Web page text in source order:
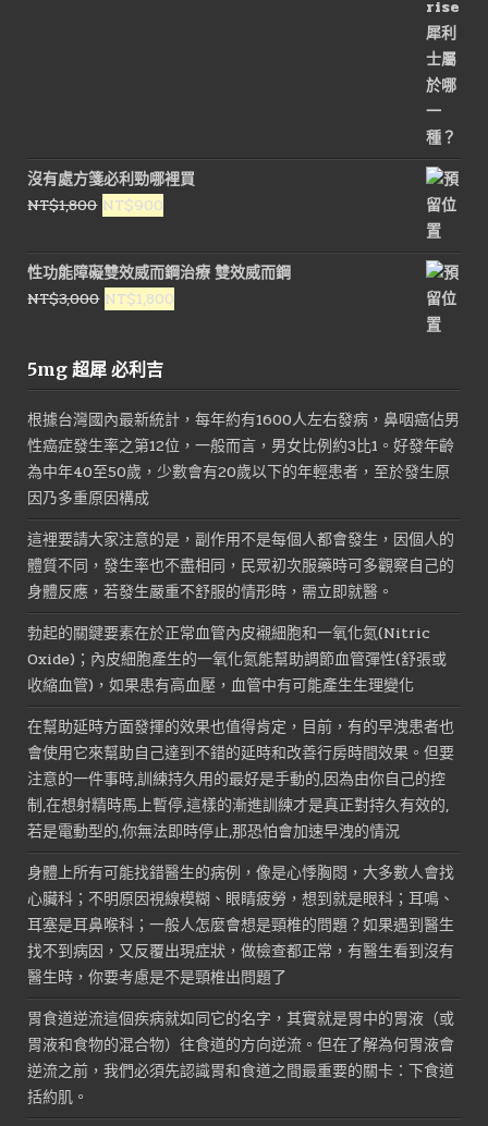
沒有處方箋必利勁哪裡買
NT$1,800 原
價
格：
NT$1,800。
NT$900
價
格：
NT$900。
性功能障礙雙效威而鋼治療 雙效威而鋼
NT$3,000 原
格：
NT$1,800
5mg 超犀 必利吉
根據台灣國內最新統計，每年約有1600人左右發病，鼻咽癌佔男
性癌症發生率之第12位，一般而言，男女比例約3比1。好發年齡
為中年40至50歲，少數會有20歲以下的年輕患者，至於發生原
因乃多重原因構成
這裡要請大家注意的是，副作用不是每個人都會發生，因個人的
體質不同，發生率也不盡相同，民眾初次服藥時可多觀察自己的
身體反應，若發生嚴重不舒服的情形時，需立即就醫。
勃起的關鍵要素在於正常血管內皮襯細胞和一氧化氮(Nitric
Oxide)；內皮細胞產生的一氧化氮能幫助調節血管彈性(舒張或
收縮血管)，如果患有高血壓，血管中有可能產生生理變化
在幫助延時方面發揮的效果也值得肯定，目前，有的早洩患者也
會使用它來幫助自己達到不錯的延時和改善行房時間效果。但要
注意的一件事時,訓練持久用的最好是手動的,因為由你自己的控
制,在想射精時馬上暫停,這樣的漸進訓練才是真正對持久有效的,
若是電動型的,你無法即時停止,那恐怕會加速早洩的情況
身體上所有可能找錯醫生的病例，像是心悸胸悶，大多數人會找
心臟科；不明原因視線模糊、眼睛疲勞，想到就是眼科；耳鳴、
耳塞是耳鼻喉科；一般人怎麼會想是頸椎的問題？如果遇到醫生
找不到病因，又反覆出現症狀，做檢查都正常，有醫生看到沒有
醫生時，你要考慮是不是頸椎出問題了
胃食道逆流這個疾病就如同它的名字，其實就是胃中的胃液（或
胃液和食物的混合物）往食道的方向逆流。但在了解為何胃液會
逆流之前，我們必須先認識胃和食道之間最重要的關卡：下食道
括約肌。